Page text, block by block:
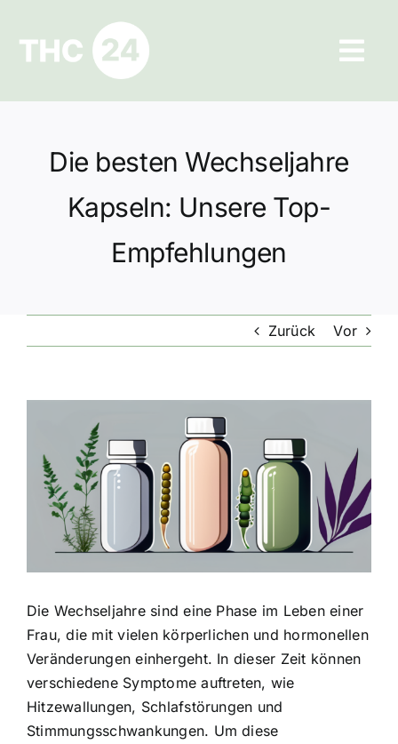
springen
Ratgeber
Hilfe und Kontakt
Datenschutz
Die besten Wechseljahre
Kapseln: Unsere Top-
Empfehlungen
Zurück Vor
grösseres
Bild
Die Wechseljahre sind eine Phase im Leben einer
Frau, die mit vielen körperlichen und hormonellen
Veränderungen einhergeht. In dieser Zeit können
verschiedene Symptome auftreten, wie
Hitzewallungen, Schlafstörungen und
Stimmungsschwankungen. Um diese